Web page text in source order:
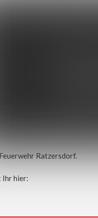
Ratzersdorf.
Ihr hier: